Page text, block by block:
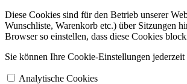
Diese Cookies sind für den Betrieb unserer
Wunschliste, Warenkorb etc.) über Sitzungen
Browser so einstellen, dass diese Cookies
Sie können Ihre Cookie-Einstellungen
Analytische Cookies